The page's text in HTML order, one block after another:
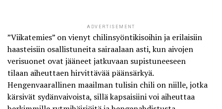
ADVERTISEMENT
”Viikatemies” on vienyt chilinsyöntikisoihin ja erilaisiin
haasteisiin osallistuneita sairaalaan asti, kun aivojen
verisuonet ovat jääneet jatkuvaan supistuneeseen
tilaan aiheuttaen hirvittävää päänsärkyä.
Hengenvaarallinen maailman tulisin chili on niille, jotka
kärsivät sydänvaivoista, sillä kapsaisiini voi aiheuttaa